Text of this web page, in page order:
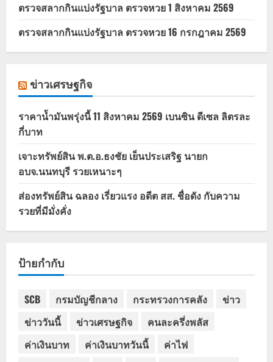
ตรวจสลากกินแบ่งรัฐบาล ตรวจหวย 1 สิงหาคม 2569
ตรวจสลากกินแบ่งรัฐบาล ตรวจหวย 16 กรกฎาคม 2569
ข่าวเศรษฐกิจ
ราคาน้ำมันพรุ่งนี้ 11 สิงหาคม 2569 เบนซิน ดีเซล ลิตรละ
กี่บาท
เจาะทรัพย์สิน พ.ต.อ.ธงชัย เย็นประเสริฐ นายก
อบจ.นนทบุรี รวยเหนาะๆ
ส่องทรัพย์สิน ฉลอง เรี่ยวแรง อดีต สส. ชื่อดัง กับความ
รวยที่มีมั่งคั่ง
ป้ายกำกับ
SCB กรมบัญชีกลาง กระทรวงการคลัง
ข่าว
ข่าววันนี้
ข่าวเศรษฐกิจ
คนละครึ่งพลัส
ค่าเงินบาท
ค่าเงินบาทวันนี้
ค่าไฟ